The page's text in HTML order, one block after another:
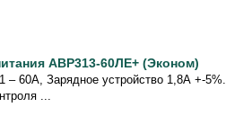
АВР313-60ЛЕ+ (Эконом)
60А, Зарядное устройство 1,8А +-5%.
...